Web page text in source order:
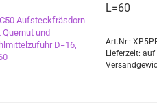
L=60
Art.Nr.:
Lieferzeit: